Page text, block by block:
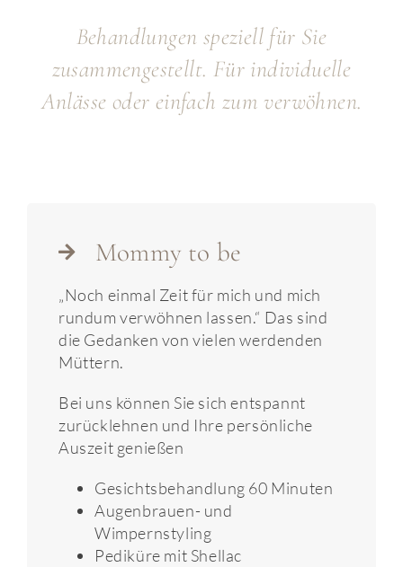
Kontakt
Behandlungen speziell für Sie
zusammengestellt. Für individuelle
Anlässe oder einfach zum verwöhnen.
Mommy to be
„Noch einmal Zeit für mich und mich
rundum verwöhnen lassen.“ Das sind
die Gedanken von vielen werdenden
Müttern.
Bei uns können Sie sich entspannt
zurücklehnen und Ihre persönliche
Auszeit genießen
Gesichtsbehandlung 60 Minuten
Augenbrauen- und
Wimpernstyling
Pediküre mit Shellac